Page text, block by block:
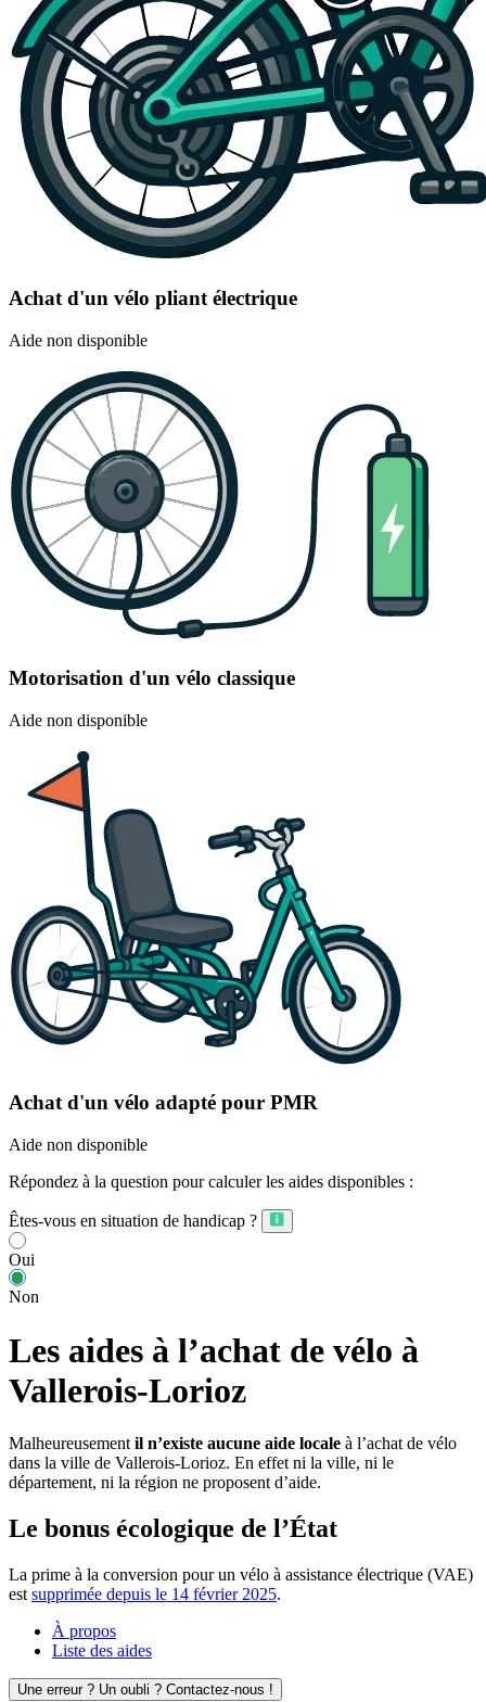
Achat d'un vélo pliant électrique
Aide non disponible
Motorisation d'un vélo classique
Aide non disponible
Achat d'un vélo adapté pour PMR
Aide non disponible
Répondez à la question pour calculer les aides disponibles :
Êtes-vous en situation de handicap ?
Oui
Non
Les aides à l’achat de vélo à
Vallerois-Lorioz
Malheureusement il n’existe aucune aide locale à l’achat de vélo
dans la ville de Vallerois-Lorioz. En effet ni la ville, ni le
département, ni la région ne proposent d’aide.
Le bonus écologique de l’État
La prime à la conversion pour un vélo à assistance électrique (VAE)
est supprimée depuis le 14 février 2025.
À propos
Liste des aides
Une erreur ? Un oubli ? Contactez-nous !